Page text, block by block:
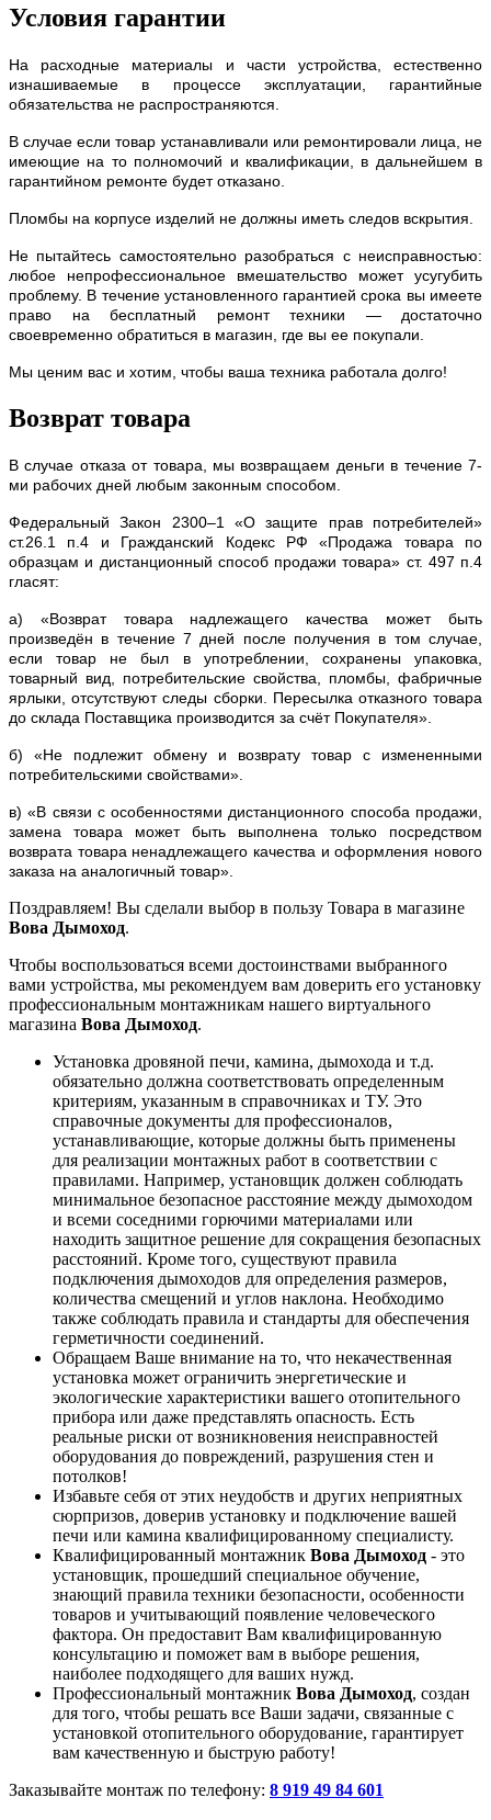
Условия гарантии
На расходные материалы и части устройства, естественно
изнашиваемые в процессе эксплуатации, гарантийные
обязательства не распространяются.
В случае если товар устанавливали или ремонтировали лица, не
имеющие на то полномочий и квалификации, в дальнейшем в
гарантийном ремонте будет отказано.
Пломбы на корпусе изделий не должны иметь следов вскрытия.
Не пытайтесь самостоятельно разобраться с неисправностью:
любое непрофессиональное вмешательство может усугубить
проблему. В течение установленного гарантией срока вы имеете
право на бесплатный ремонт техники — достаточно
своевременно обратиться в магазин, где вы ее покупали.
Мы ценим вас и хотим, чтобы ваша техника работала долго!
Возврат товара
В случае отказа от товара, мы возвращаем деньги в течение 7-
ми рабочих дней любым законным способом.
Федеральный Закон 2300–1 «О защите прав потребителей»
ст.26.1 п.4 и Гражданский Кодекс РФ «Продажа товара по
образцам и дистанционный способ продажи товара» ст. 497 п.4
гласят:
а) «Возврат товара надлежащего качества может быть
произведён в течение 7 дней после получения в том случае,
если товар не был в употреблении, сохранены упаковка,
товарный вид, потребительские свойства, пломбы, фабричные
ярлыки, отсутствуют следы сборки. Пересылка отказного товара
до склада Поставщика производится за счёт Покупателя».
б) «Не подлежит обмену и возврату товар с измененными
потребительскими свойствами».
в) «В связи с особенностями дистанционного способа продажи,
замена товара может быть выполнена только посредством
возврата товара ненадлежащего качества и оформления нового
заказа на аналогичный товар».
Поздравляем! Вы сделали выбор в пользу Товара в магазине
Вова Дымоход.
Чтобы воспользоваться всеми достоинствами выбранного
вами устройства, мы рекомендуем вам доверить его установку
профессиональным монтажникам нашего виртуального
магазина Вова Дымоход.
Установка дровяной печи, камина, дымохода и т.д.
обязательно должна соответствовать определенным
критериям, указанным в справочниках и ТУ. Это
справочные документы для профессионалов,
устанавливающие, которые должны быть применены
для реализации монтажных работ в соответствии с
правилами. Например, установщик должен соблюдать
минимальное безопасное расстояние между дымоходом
и всеми соседними горючими материалами или
находить защитное решение для сокращения безопасных
расстояний. Кроме того, существуют правила
подключения дымоходов для определения размеров,
количества смещений и углов наклона. Необходимо
также соблюдать правила и стандарты для обеспечения
герметичности соединений.
Обращаем Ваше внимание на то, что некачественная
установка может ограничить энергетические и
экологические характеристики вашего отопительного
прибора или даже представлять опасность. Есть
реальные риски от возникновения неисправностей
оборудования до повреждений, разрушения стен и
потолков!
Избавьте себя от этих неудобств и других неприятных
сюрпризов, доверив установку и подключение вашей
печи или камина квалифицированному специалисту.
Квалифицированный монтажник Вова Дымоход - это
установщик, прошедший специальное обучение,
знающий правила техники безопасности, особенности
товаров и учитывающий появление человеческого
фактора. Он предоставит Вам квалифицированную
консультацию и поможет вам в выборе решения,
наиболее подходящего для ваших нужд.
Профессиональный монтажник Вова Дымоход, создан
для того, чтобы решать все Ваши задачи, связанные с
установкой отопительного оборудование, гарантирует
вам качественную и быструю работу!
Заказывайте монтаж по телефону: 8 919 49 84 601